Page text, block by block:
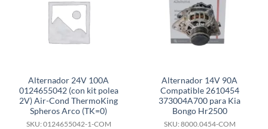
Alternador 24V 100A
0124655042 (con kit polea
2V) Air-Cond ThermoKing
Spheros Arco (TK=0)
SKU: 0124655042-1-COM
Alternador 14V 90A
Compatible 2610454
373004A700 para Kia
Bongo Hr2500
SKU: 8000.0454-COM